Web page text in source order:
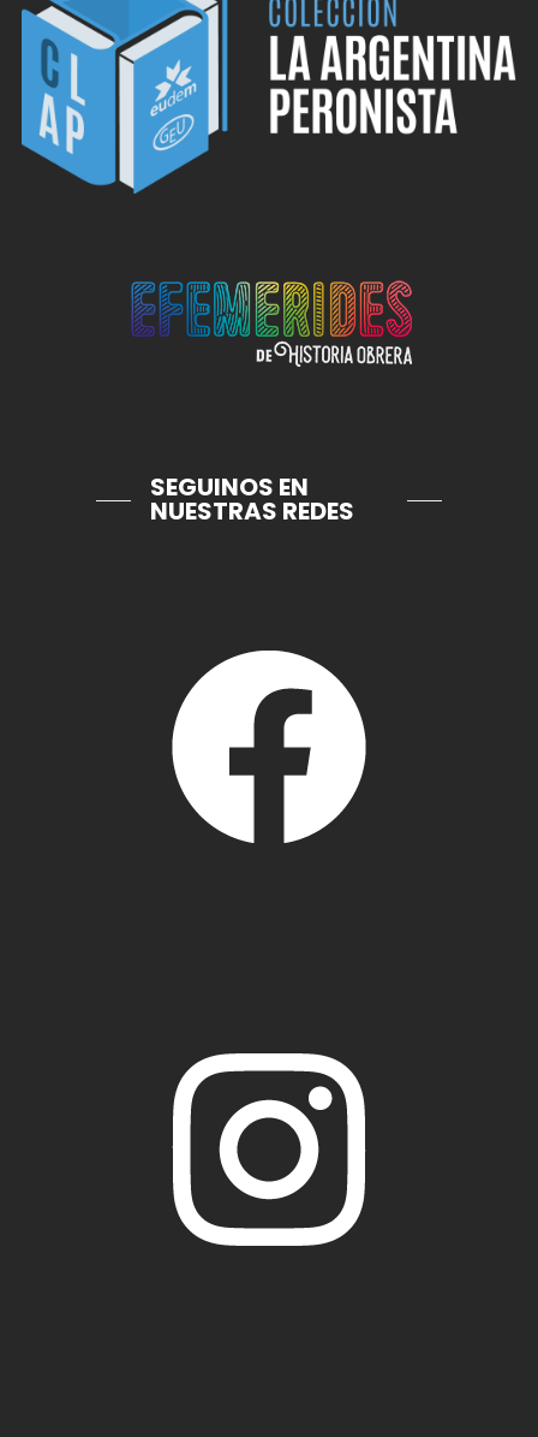
SEGUINOS EN
NUESTRAS REDES